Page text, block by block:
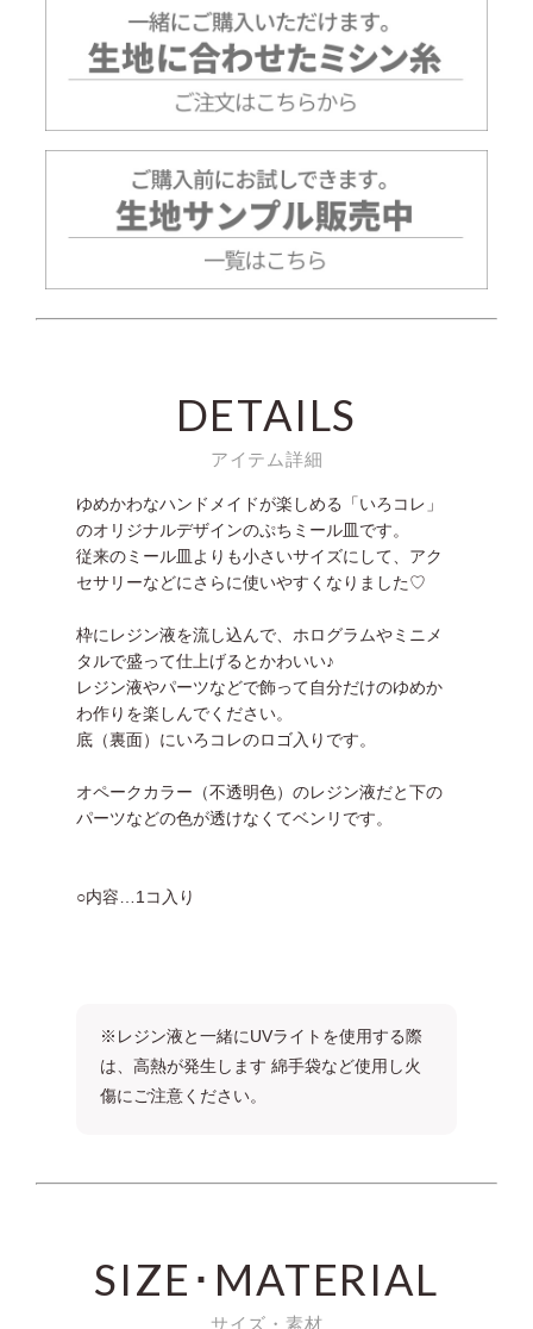
DETAILS
アイテム詳細
ゆめかわなハンドメイドが楽しめる「いろコレ」
のオリジナルデザインのぷちミール皿です。
従来のミール皿よりも小さいサイズにして、アク
セサリーなどにさらに使いやすくなりました♡
枠にレジン液を流し込んで、ホログラムやミニメ
タルで盛って仕上げるとかわいい♪
レジン液やパーツなどで飾って自分だけのゆめか
わ作りを楽しんでください。
底（裏面）にいろコレのロゴ入りです。
オペークカラー（不透明色）のレジン液だと下の
パーツなどの色が透けなくてベンリです。
○内容…1コ入り
※レジン液と一緒にUVライトを使用する際
は、高熱が発生します 綿手袋など使用し火
傷にご注意ください。
SIZE･MATERIAL
サイズ・素材